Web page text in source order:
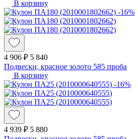
В корзину
-16%
4 906 ₽ 5 840
Подвески, красное золото 585 проба
В корзину
-16%
4 939 ₽ 5 880